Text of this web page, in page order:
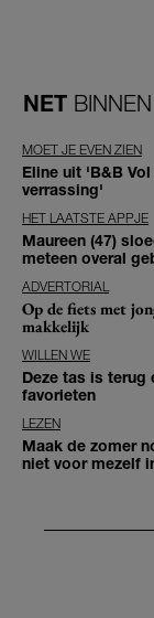
NET BINNEN
MOET JE EVEN ZIEN
Eline uit 'B&B
verrassing'
HET LAATSTE APPJE
Maureen (47)
meteen overal
ADVERTORIAL
Op de fiets met
makkelijk
WILLEN WE
Deze tas is terug
favorieten
LEZEN
Maak de zomer
niet voor mezelf